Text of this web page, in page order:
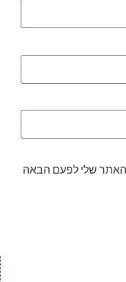
שלי לפעם הבאה